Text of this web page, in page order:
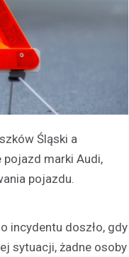
Śląski a
pojazd marki Audi,
pojazdu.
incydentu doszło, gdy
sytuacji, żadne osoby